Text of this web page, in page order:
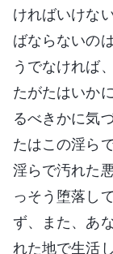
ければいけな
ばならないの
うでなければ
たがたはいか
るべきかに気
たはこの淫ら
淫らで汚れた
っそう堕落し
ず、また、あ
れた地で生活